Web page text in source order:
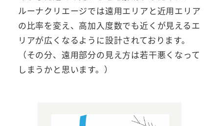
ルーナクリエージでは遠用エリアと近用エリア
の比率を変え、高加入度数でも近くが見えるエ
リアが広くなるように設計されております。
（その分、遠用部分の見え方は若干悪くなって
しまうかと思います。）